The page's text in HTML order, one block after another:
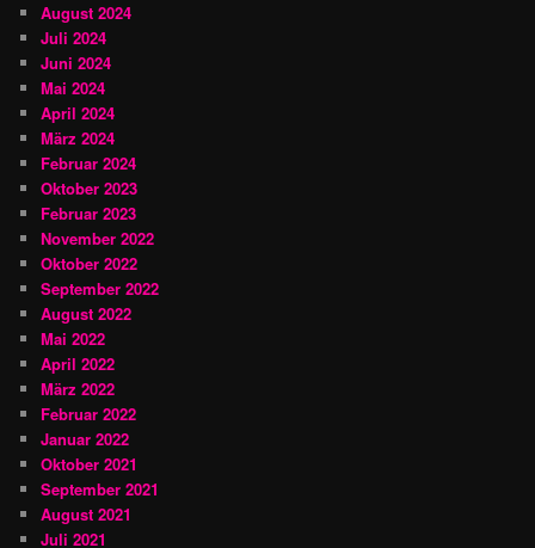
August 2024
Juli 2024
Juni 2024
Mai 2024
April 2024
März 2024
Februar 2024
Oktober 2023
Februar 2023
November 2022
Oktober 2022
September 2022
August 2022
Mai 2022
April 2022
März 2022
Februar 2022
Januar 2022
Oktober 2021
September 2021
August 2021
Juli 2021